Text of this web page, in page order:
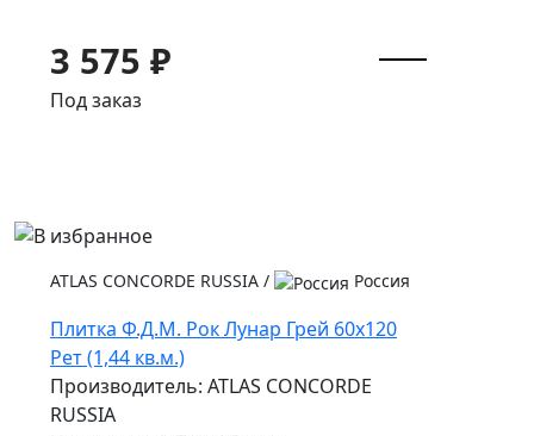
3 575 ₽
Под заказ
ATLAS CONCORDE RUSSIA / Россия
Плитка Ф.Д.М. Pок Лунар Грей 60x120
Рет (1,44 кв.м.)
Производитель: ATLAS CONCORDE
RUSSIA